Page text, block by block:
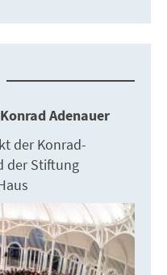
Adenauer
der Konrad-
der Stiftung